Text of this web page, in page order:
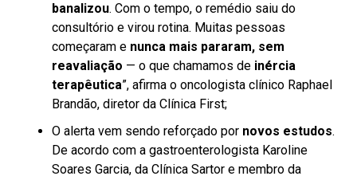
banalizou. Com o tempo, o remédio saiu do
consultório e virou rotina. Muitas pessoas
começaram e nunca mais pararam, sem
reavaliação — o que chamamos de inércia
terapêutica”, afirma o oncologista clínico Raphael
Brandão, diretor da Clínica First;
O alerta vem sendo reforçado por novos estudos.
De acordo com a gastroenterologista Karoline
Soares Garcia, da Clínica Sartor e membro da